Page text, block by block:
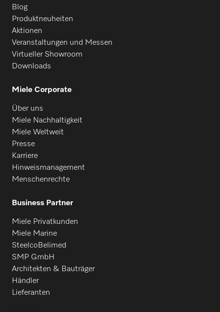
Blog
Produktneuheiten
Aktionen
Veranstaltungen und Messen
Virtueller Showroom
Downloads
Miele Corporate
Über uns
Miele Nachhaltigkeit
Miele Weltweit
Presse
Karriere
Hinweismanagement
Menschenrechte
Business Partner
Miele Privatkunden
Miele Marine
SteelcoBelimed
SMP GmbH
Architekten & Bauträger
Händler
Lieferanten